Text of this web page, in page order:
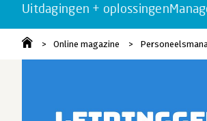
Uitdagingen + oplossingen
Online magazine